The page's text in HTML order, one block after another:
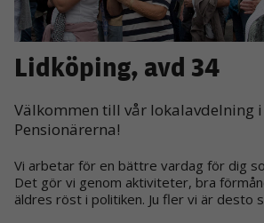
Lidköping, avd 34
Välkommen till vår lokalavdelning i
Pensionärerna!
Vi arbetar för en bättre vardag för dig
Det gör vi genom aktiviteter, bra
äldres röst i politiken. Ju fler vi är desto